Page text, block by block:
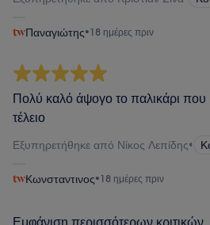
Παναγιώτης•18 ημέρες πριν
Πολύ καλό άψογο το παλικάρι που
τέλειο
Εξυπηρετήθηκε από Νίκος Λεπίδης•
Κωνσταντινος•18 ημέρες πριν
Εμφάνιση περισσότερων κριτικών